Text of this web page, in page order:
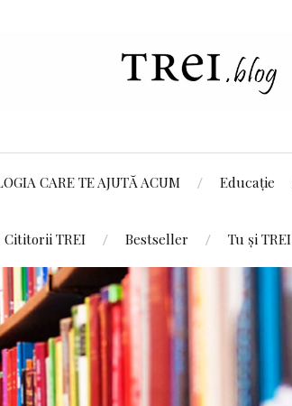
CARE TE AJUTĂ ACUM Educație
Cititorii TREI Bestseller Tu și TREI